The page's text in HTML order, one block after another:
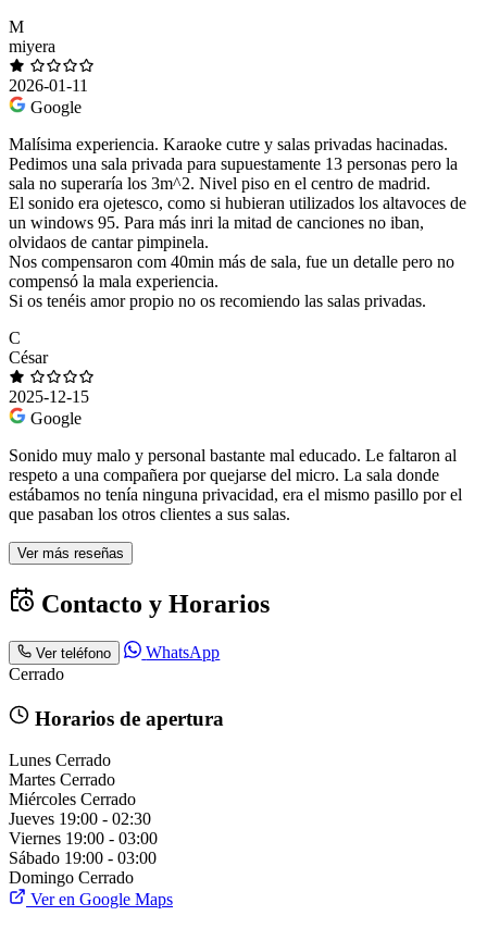
M
miyera
2026-01-11
Google
Malísima experiencia. Karaoke cutre y salas privadas hacinadas.
Pedimos una sala privada para supuestamente 13 personas pero la
sala no superaría los 3m^2. Nivel piso en el centro de madrid.
El sonido era ojetesco, como si hubieran utilizados los altavoces de
un windows 95. Para más inri la mitad de canciones no iban,
olvidaos de cantar pimpinela.
Nos compensaron com 40min más de sala, fue un detalle pero no
compensó la mala experiencia.
Si os tenéis amor propio no os recomiendo las salas privadas.
C
César
2025-12-15
Google
Sonido muy malo y personal bastante mal educado. Le faltaron al
respeto a una compañera por quejarse del micro. La sala donde
estábamos no tenía ninguna privacidad, era el mismo pasillo por el
que pasaban los otros clientes a sus salas.
Ver más reseñas
Contacto y Horarios
Ver teléfono
WhatsApp
Cerrado
Horarios de apertura
Lunes Cerrado
Martes Cerrado
Miércoles Cerrado
Jueves 19:00 - 02:30
Viernes 19:00 - 03:00
Sábado 19:00 - 03:00
Domingo Cerrado
Ver en Google Maps